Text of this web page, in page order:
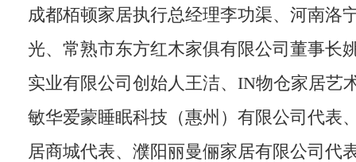
成都栢顿家居执行总经理李功渠、河南洛
光、常熟市东方红木家俱有限公司董事长
实业有限公司创始人王洁、IN物仓家居艺
敏华爱蒙睡眠科技（惠州）有限公司代表
居商城代表、濮阳丽曼俪家居有限公司代